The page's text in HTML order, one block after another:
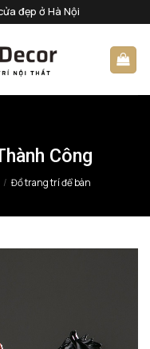
đẹp ở Hà Nội
Công
/ Đồ trang trí để bàn